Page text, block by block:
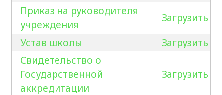
Приказ на руководителя
учреждения
Загрузить
Устав школы
Загрузить
Свидетельство о
Государственной
аккредитации
Загрузить